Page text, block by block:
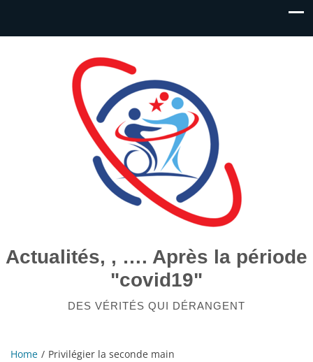
Actualités, , …. Après la période
"covid19"
DES VÉRITÉS QUI DÉRANGENT
Home Privilégier la seconde main